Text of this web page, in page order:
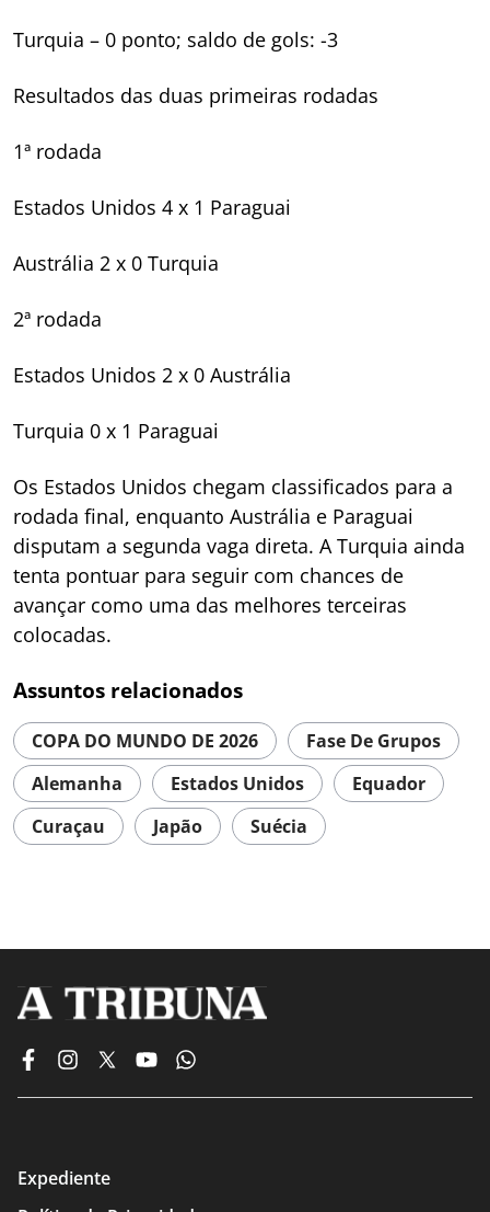
Turquia – 0 ponto; saldo de gols: -3
Resultados das duas primeiras rodadas
1ª rodada
Estados Unidos 4 x 1 Paraguai
Austrália 2 x 0 Turquia
2ª rodada
Estados Unidos 2 x 0 Austrália
Turquia 0 x 1 Paraguai
Os Estados Unidos chegam classificados para a
rodada final, enquanto Austrália e Paraguai
disputam a segunda vaga direta. A Turquia ainda
tenta pontuar para seguir com chances de
avançar como uma das melhores terceiras
colocadas.
Assuntos relacionados
COPA DO MUNDO DE 2026
Fase De Grupos
Alemanha
Estados Unidos
Equador
Curaçau
Japão Suécia
Expediente